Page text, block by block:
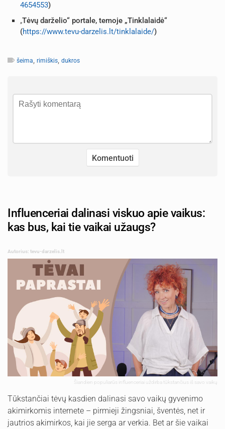
4654553)
„Tėvų darželio“ portale, temoje „Tinklalaidė“
(https://www.tevu-darzelis.lt/tinklalaide/)
šeima rimiškis dukros
Influenceriai dalinasi viskuo apie vaikus:
kas bus, kai tie vaikai užaugs?
Autorius: tevu-darzelis.lt
Šiandien populiarūs influenceriai uždirba tūkstančius iš savo vaikų
Tūkstančiai tėvų kasdien dalinasi savo vaikų gyvenimo
akimirkomis internete – pirmieji žingsniai, šventės, net ir
jautrios akimirkos, kai jie serga ar verkia. Bet ar šie vaikai